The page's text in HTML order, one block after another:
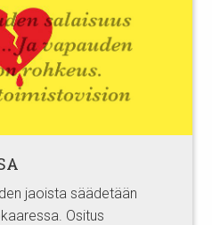
jaoista säädetään
Ositus